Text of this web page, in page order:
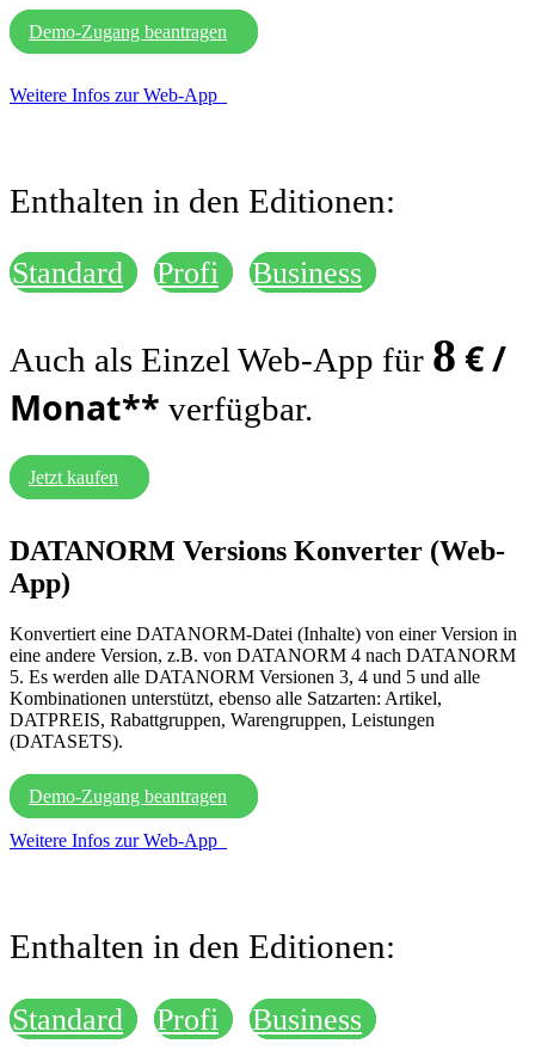
Demo-Zugang beantragen
Weitere Infos zur Web-App
Enthalten in den Editionen:
Standard Profi Business
Auch als Einzel Web-App für 8 € /
Monat** verfügbar.
Jetzt kaufen
DATANORM Versions Konverter (Web-
App)
Konvertiert eine DATANORM-Datei (Inhalte) von einer Version in
eine andere Version, z.B. von DATANORM 4 nach DATANORM
5. Es werden alle DATANORM Versionen 3, 4 und 5 und alle
Kombinationen unterstützt, ebenso alle Satzarten: Artikel,
DATPREIS, Rabattgruppen, Warengruppen, Leistungen
(DATASETS).
Demo-Zugang beantragen
Weitere Infos zur Web-App
Enthalten in den Editionen:
Standard Profi Business